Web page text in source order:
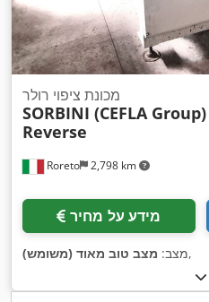
Roreto 2,798 km
מכונת ציפוי רולר
SORBINI (CEFLA Group)
Reverse
מידע על מחיר
מצב: מצב טוב מאוד (משומש) ,